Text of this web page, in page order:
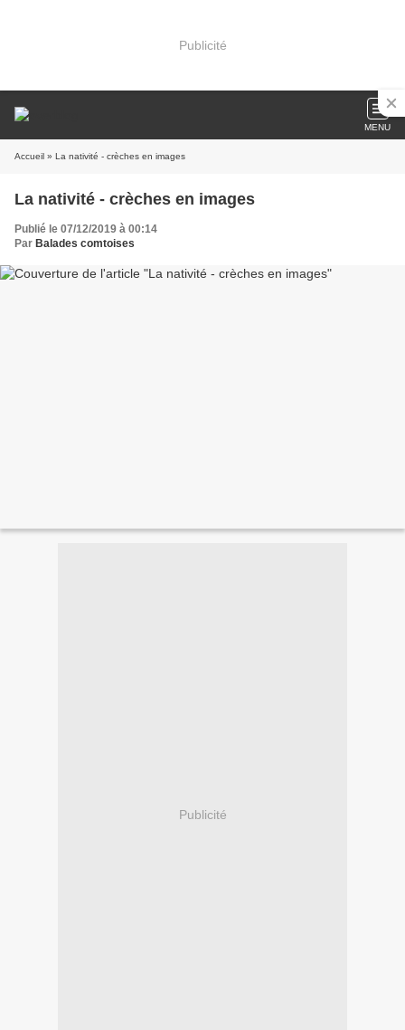
Publicité
MENU
Accueil » La nativité - crèches en images
La nativité - crèches en images
Publié le 07/12/2019 à 00:14
Par Balades comtoises
Publicité